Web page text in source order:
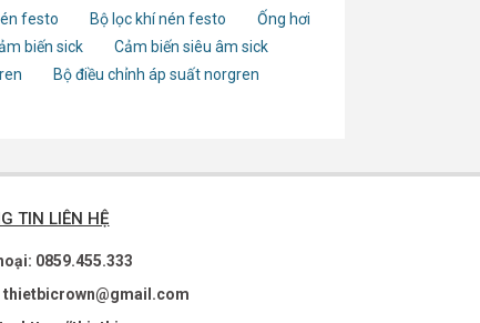
festo Bộ lọc khí nén festo
Ống hơi
biến sick
Cảm biến siêu âm sick
Bộ điều chỉnh áp suất norgren
TIN LIÊN HỆ
0859.455.333
thietbicrown@gmail.com